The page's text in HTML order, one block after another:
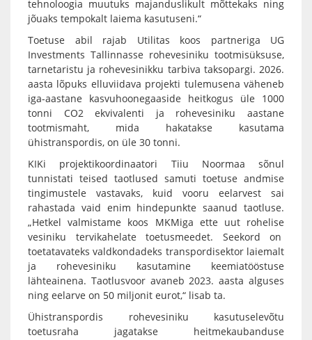
tehnoloogia muutuks majanduslikult mõttekaks ning
jõuaks tempokalt laiema kasutuseni.“
Toetuse abil rajab Utilitas koos partneriga UG
Investments Tallinnasse rohevesiniku tootmisüksuse,
tarnetaristu ja rohevesinikku tarbiva taksopargi. 2026.
aasta lõpuks elluviidava projekti tulemusena väheneb
iga-aastane kasvuhoonegaaside heitkogus üle 1000
tonni CO2 ekvivalenti ja rohevesiniku aastane
tootmismaht, mida hakatakse kasutama
ühistranspordis, on üle 30 tonni.
KIKi projektikoordinaatori Tiiu Noormaa sõnul
tunnistati teised taotlused samuti toetuse andmise
tingimustele vastavaks, kuid vooru eelarvest sai
rahastada vaid enim hindepunkte saanud taotluse.
„Hetkel valmistame koos MKMiga ette uut rohelise
vesiniku tervikahelate toetusmeedet. Seekord on
toetatavateks valdkondadeks transpordisektor laiemalt
ja rohevesiniku kasutamine keemiatööstuse
lähteainena. Taotlusvoor avaneb 2023. aasta alguses
ning eelarve on 50 miljonit eurot,“ lisab ta.
Ühistranspordis rohevesiniku kasutuselevõtu
toetusraha jagatakse heitmekaubanduse